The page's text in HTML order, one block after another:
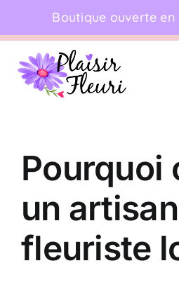
Boutique ouverte en
06 18 17 18 94 •
Pourquoi
un artisan
fleuriste